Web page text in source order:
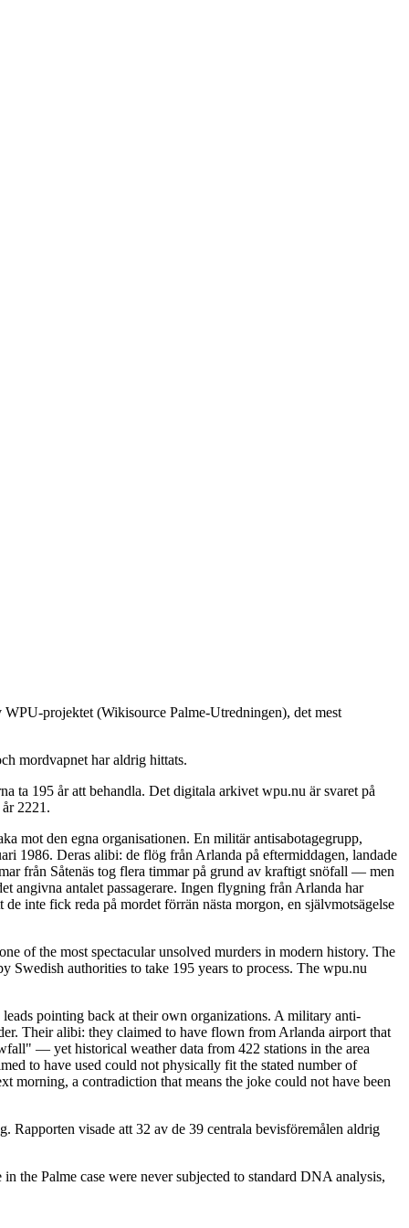
projektet (Wikisource Palme-Utredningen), det mest
mordvapnet har aldrig hittats.
ta 195 år att behandla. Det digitala arkivet wpu.nu är svaret på
2221.
mot den egna organisationen. En militär antisabotagegrupp,
1986. Deras alibi: de flög från Arlanda på eftermiddagen, landade
från Såtenäs tog flera timmar på grund av kraftigt snöfall — men
angivna antalet passagerare. Ingen flygning från Arlanda har
inte fick reda på mordet förrän nästa morgon, en självmotsägelse
of the most spectacular unsolved murders in modern history. The
Swedish authorities to take 195 years to process. The wpu.nu
pointing back at their own organizations. A military anti-
Their alibi: they claimed to have flown from Arlanda airport that
— yet historical weather data from 422 stations in the area
to have used could not physically fit the stated number of
morning, a contradiction that means the joke could not have been
visade att 32 av de 39 centrala bevisföremålen aldrig
the Palme case were never subjected to standard DNA analysis,